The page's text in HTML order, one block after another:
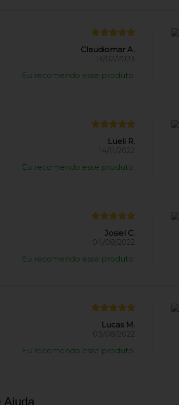
Claudiomar A.
13/02/2023
Eu recomendo esse produto.
Lueli R.
14/11/2022
Eu recomendo esse produto.
Josiel C.
04/08/2022
Eu recomendo esse produto.
Lucas M.
03/08/2022
Eu recomendo esse produto.
Ajuda